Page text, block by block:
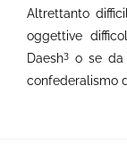
Altrettanto
oggettive
Daesh3 o se da
confederalismo